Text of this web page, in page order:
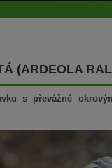
(ARDEOLA
s převážně